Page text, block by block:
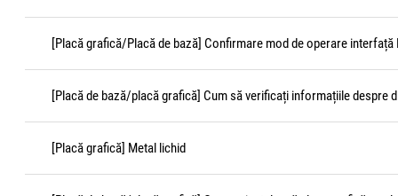
[Placă grafică/Placă de bază] Confirmare mod de operare interfață
[Placă de bază/placă grafică] Cum să verificați informațiile despre
[Placă grafică] Metal lichid